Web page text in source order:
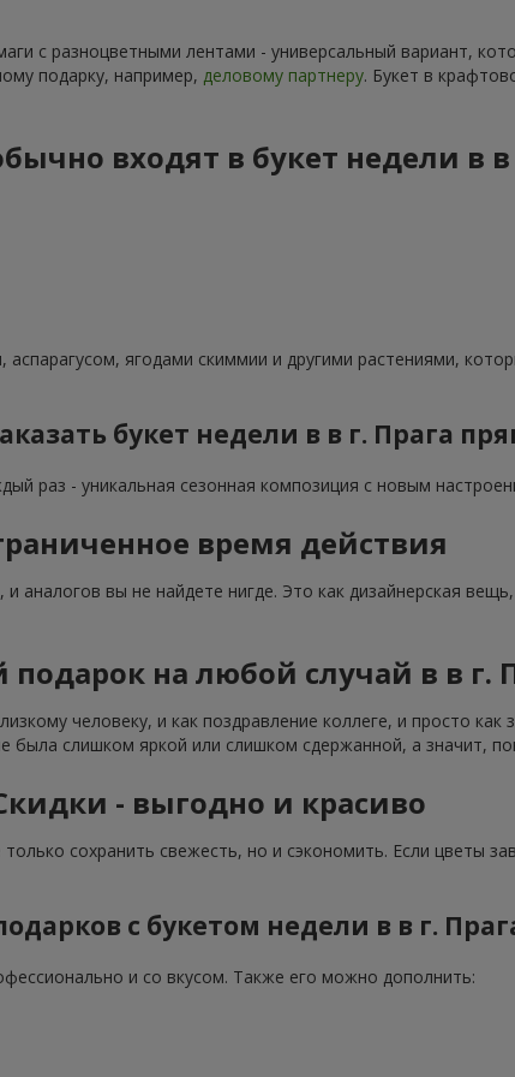
с разноцветными лентами - универсальный вариант,
подарку, например, деловому партнеру. Букет в
входят в букет недели в в
ягодами скиммии и другими растениями,
букет недели в в г. Прага
раз - уникальная сезонная композиция с новым
время действия
аналогов вы не найдете нигде. Это как дизайнерская
на любой случай в в г.
человеку, и как поздравление коллеге, и просто
слишком яркой или слишком сдержанной, а значит,
- выгодно и красиво
сохранить свежесть, но и сэкономить. Если цветы
с букетом недели в в г.
и со вкусом. Также его можно дополнить: